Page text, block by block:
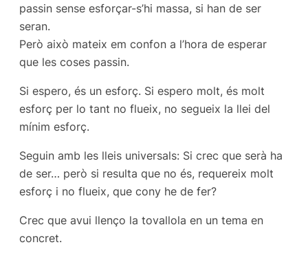
passin sense esforçar-s’hi massa, si han de ser
seran.
Però això mateix em confon a l’hora de esperar
que les coses passin.
Si espero, és un esforç. Si espero molt, és molt
esforç per lo tant no flueix, no segueix la llei del
mínim esforç.
Seguin amb les lleis universals: Si crec que serà ha
de ser… però si resulta que no és, requereix molt
esforç i no flueix, que cony he de fer?
Crec que avui llenço la tovallola en un tema en
concret.